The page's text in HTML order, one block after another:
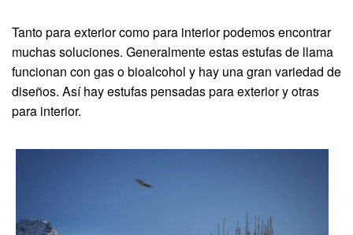
Tanto para exterior como para interior podemos encontrar
muchas soluciones. Generalmente estas estufas de llama
funcionan con gas o bioalcohol y hay una gran variedad de
diseños. Así hay estufas pensadas para exterior y otras
para interior.